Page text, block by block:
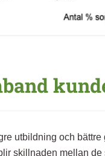
utbildning och
skillnaden mellan